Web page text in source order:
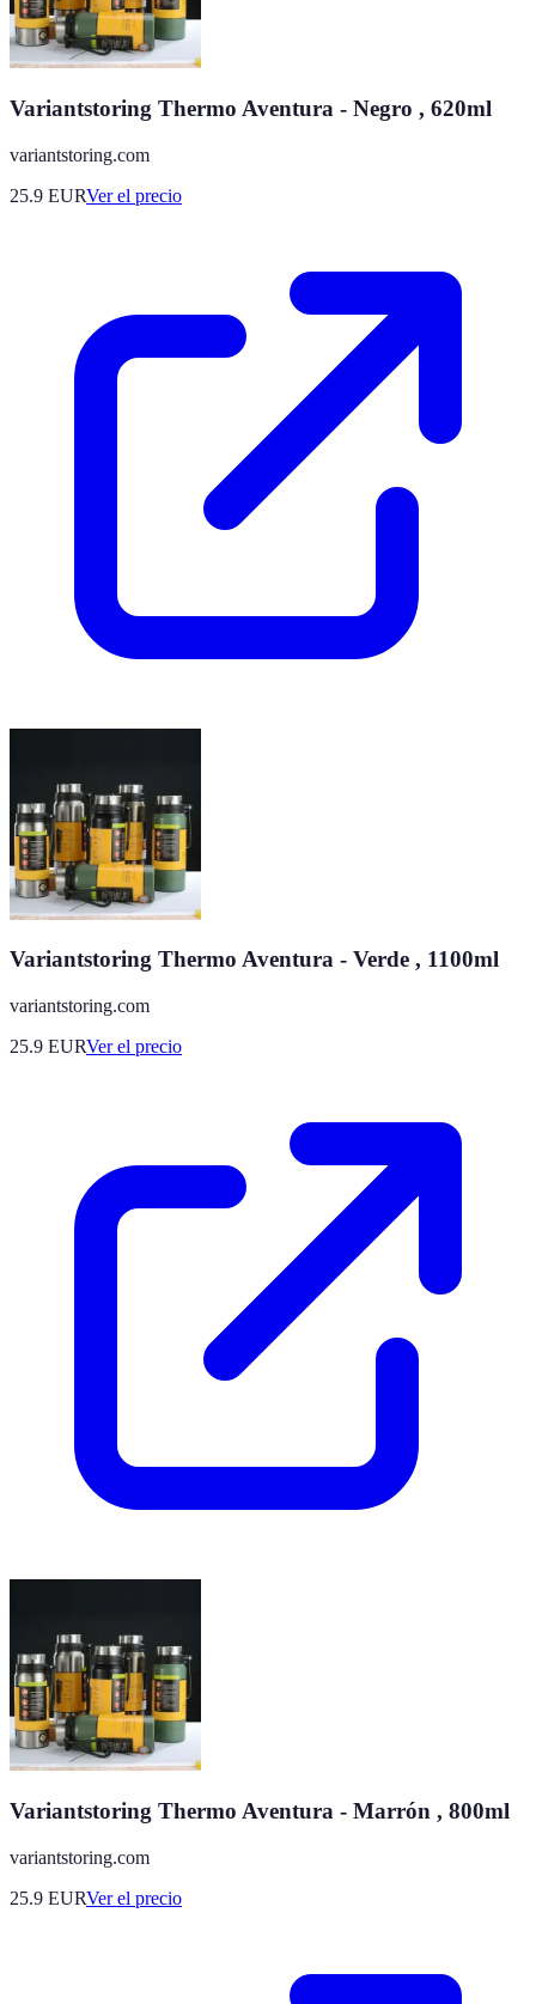
Variantstoring Thermo Aventura - Negro , 620ml
variantstoring.com
25.9 EURVer el precio
Variantstoring Thermo Aventura - Verde , 1100ml
variantstoring.com
25.9 EURVer el precio
Variantstoring Thermo Aventura - Marrón , 800ml
variantstoring.com
25.9 EURVer el precio